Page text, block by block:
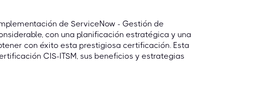
de ServiceNow - Gestión de
con una planificación estratégica y una
con éxito esta prestigiosa certificación. Esta
CIS-ITSM, sus beneficios y estrategias